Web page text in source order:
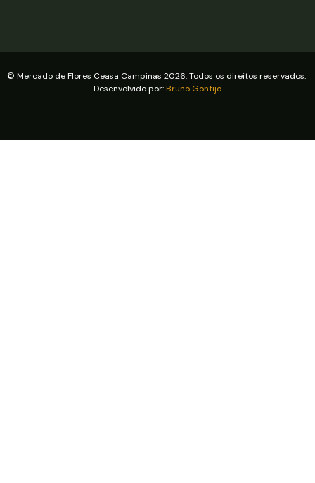
© Mercado de Flores Ceasa Campinas 2026. Todos os direitos reservados.
Desenvolvido por: Bruno Gontijo